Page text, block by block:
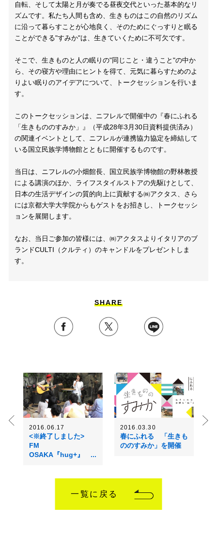
自転、そして太陽と月が奏でる昼夜交代といった基本的なリ
ズムです。私たち人間も含め、生きものはこの自然のリズム
に沿って暮らすことが心地良く、そのためにぐっすりと眠る
ことができる"すみか"は、生きていくために不可欠です。
そこで、生きものと人の眠りの"同じこと・違うこと"の中か
ら、その寝方や理由にヒントを得て、元気に暮らすためのよ
りよい眠りのアイデアについて、トークセッションを行いま
す。
このトークセッションは、ニフレルで開催中の『春にふれる
「生きもののすみか」』（平成28年3月30日資料提供済み）
の関連イベントとして、ニフレルが連携協力協定を締結して
いる国立民族学博物館とともに開催するものです。
当日は、ニフレルの小畑館長、国立民族学博物館の野林教授
による講演のほか、ライフスタイルストアの先駆けとして、
日本の生活デザインの質的向上に貢献する㈱アクタス、さら
には京都大学大学院からもゲストをお招きし、トークセッシ
ョンを展開します。
なお、当日ご参加の皆様には、㈱アクタスよりイタリアのブ
ランドCULTI（クルティ）のキャンドルをプレゼントしま
す。
SHARE
2016.06.17
<※終了しました>
FM
OSAKA『hug+』 ...
2016.03.30
春にふれる 「生きも
ののすみか」を開催
一覧に戻る